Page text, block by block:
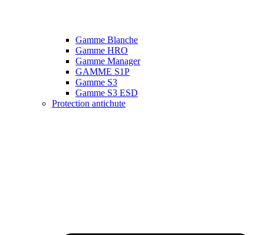
Gamme Blanche
Gamme HRO
Gamme Manager
GAMME S1P
Gamme S3
Gamme S3 ESD
Protection antichute